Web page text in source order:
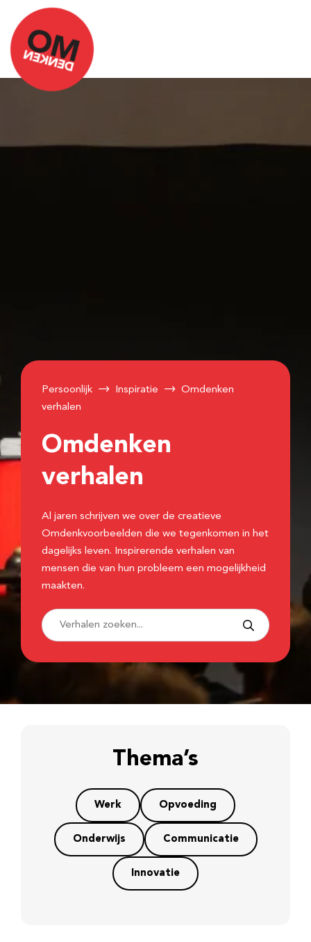
Persoonlijk Inspiratie
Omdenken
verhalen
Omdenken
verhalen
Al jaren schrijven we over de creatieve
Omdenkvoorbeelden die we tegenkomen in het
dagelijks leven. Inspirerende verhalen van
mensen die van hun probleem een mogelijkheid
maakten.
Thema’s
Werk Opvoeding
Onderwijs Communicatie
Innovatie